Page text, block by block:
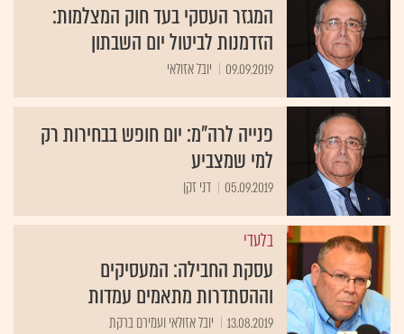
המגזר העסקי בעד חוק המצלמות:
הזדמנות לביטול יום השבתון
09.09.2019 יובל אזולאי
פנייה לרה"מ: יום חופש בבחירות רק
למי שמצביע
05.09.2019 דני זקן
בלעדי
עסקת החבילה: המעסיקים
וההסתדרות מתאמים עמדות
13.08.2019 יובל אזולאי ועמירם ברקת